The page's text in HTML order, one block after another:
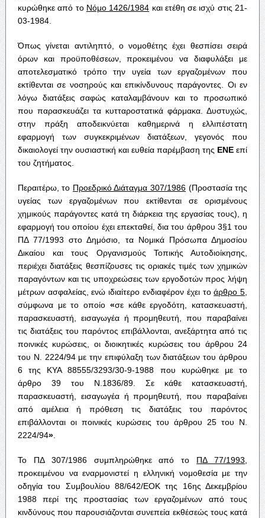
κυρώθηκε από το Νόμο 1426/1984 και ετέθη σε ισχύ στις 21-
03-1984.
Όπως γίνεται αντιληπτό, ο νομοθέτης έχει θεσπίσει σειρά
όρων και προϋποθέσεων, προκειμένου να διαφυλάξει με
αποτελεσματικό τρόπο την υγεία των εργαζομένων που
εκτίθενται σε νοσηρούς και επικίνδυνους παράγοντες. Οι εν
λόγω διατάξεις σαφώς καταλαμβάνουν και το προσωπικό
που παρασκευάζει τα κυτταροστατικά φάρμακα. Δυστυχώς,
στην πράξη αποδεικνύεται καθημερινά η ελλιπέστατη
εφαρμογή των συγκεκριμένων διατάξεων, γεγονός που
δικαιολογεί την ουσιαστική και ευθεία παρέμβαση της ΕΝΕ επί
του ζητήματος.
Περαιτέρω, το Προεδρικό Διάταγμα 307/1986 (Προστασία της
υγείας των εργαζομένων που εκτίθενται σε ορισμένους
χημικούς παράγοντες κατά τη διάρκεια της εργασίας τους), η
εφαρμογή του οποίου έχει επεκταθεί, δια του άρθρου 3§1 του
ΠΔ 77/1993 στο Δημόσιο, τα Νομικά Πρόσωπα Δημοσίου
Δικαίου και τους Οργανισμούς Τοπικής Αυτοδιοίκησης,
περιέχει διατάξεις θεσπίζουσες τις οριακές τιμές των χημικών
παραγόντων και τις υποχρεώσεις των εργοδοτών προς λήψη
μέτρων ασφαλείας, ενώ ιδιαίτερο ενδιαφέρον έχει τοάρθρο 5
σύμφωνα με το οποίο «σε κάθε εργοδότη, κατασκευαστή,
παρασκευαστή, εισαγωγέα ή προμηθευτή, που παραβαίνει
τις διατάξεις του παρόντος επιβάλλονται, ανεξάρτητα από τις
ποινικές κυρώσεις, οι διοικητικές κυρώσεις του άρθρου 24
του Ν. 2224/94 με την επιφύλαξη των διατάξεων του άρθρου
6 της ΚΥΑ 88555/3293/30-9-1988 που κυρώθηκε με το
άρθρο 39 του Ν.1836/89. Σε κάθε κατασκευαστή,
παρασκευαστή, εισαγωγέα ή προμηθευτή, που παραβαίνει
από αμέλεια ή πρόθεση τις διατάξεις του παρόντος
επιβάλλονται οι ποινικές κυρώσεις του άρθρου 25 του Ν.
2224/94».
Το ΠΔ 307/1986 συμπληρώθηκε από το ΠΔ 77/1993
προκειμένου να εναρμονιστεί η ελληνική νομοθεσία με την
οδηγία του Συμβουλίου 88/642/ΕΟΚ της 16ης Δεκεμβρίου
1988 περί της προστασίας των εργαζομένων από τους
κινδύνους που παρουσιάζονται συνεπεία εκθέσεώς τους κατά